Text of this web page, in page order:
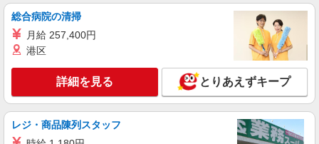
残業代支給 ★交通費別途支給（規定あり） ゜
+゜・。○。・゜+゜・。○。・゜+゜ 入社祝い金10
万円支給(規定有) お友達を紹介頂くと, インセンテ
有）★ ゜・。○。・゜+゜・。○。・゜+゜
詳細を見る
紹介予定派遣
株式会社シエロ
人気機種に詳しくなれる携帯販売
【softbank】
総合病院の清掃
月給 257,400円
港区
詳細を見る とりあえずキープ
レジ・商品陳列スタッフ